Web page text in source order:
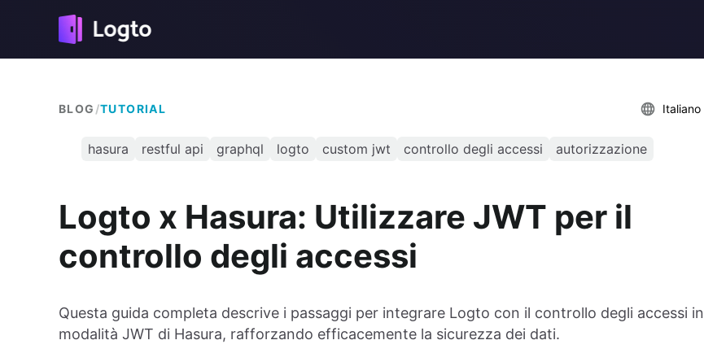
BLOG /TUTORIAL Italiano
hasura restful api graphql logto custom jwt controllo degli accessi autorizzazione
Logto x Hasura: Utilizzare JWT per il
controllo degli accessi
Questa guida completa descrive i passaggi per integrare Logto con il controllo degli accessi in
modalità JWT di Hasura, rafforzando efficacemente la sicurezza dei dati.